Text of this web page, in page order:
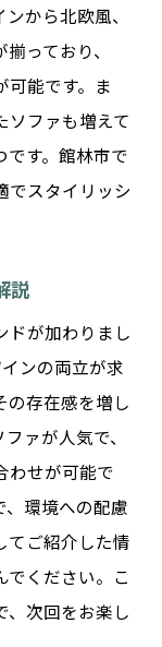
から北欧風、
っており、
可能です。ま
ソファも増えて
です。館林市で
でスタイリッシ
説
ドが加わりまし
ンの両立が求
の存在感を増し
ァが人気で、
わせが可能で
、環境への配慮
てご紹介した情
でください。こ
、次回をお楽し